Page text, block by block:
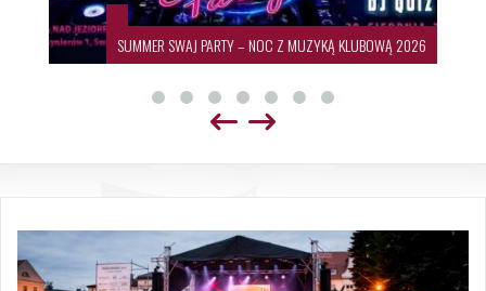
SUMMER SWAJ PARTY – NOC Z MUZYKĄ KLUBOWĄ 2026